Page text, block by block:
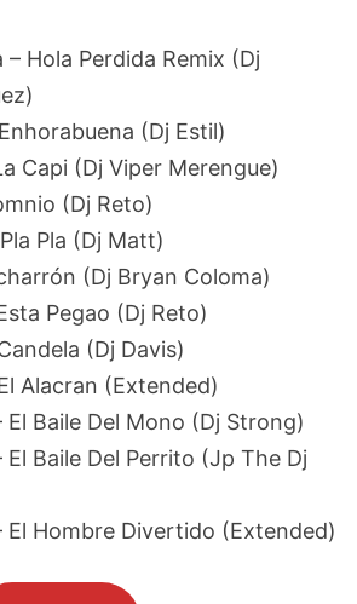
– Hola Perdida Remix (Dj
(Dj Estil)
Capi (Dj Viper Merengue)
(Dj Reto)
Pla (Dj Matt)
(Dj Bryan Coloma)
Pegao (Dj Reto)
(Dj Davis)
Alacran (Extended)
El Baile Del Mono (Dj Strong)
Baile Del Perrito (Jp The Dj
El Hombre Divertido (Extended)